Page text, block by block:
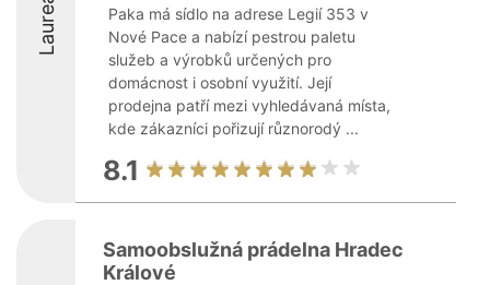
Laureáti
Paka má sídlo na adrese Legií 353 v
Nové Pace a nabízí pestrou paletu
služeb a výrobků určených pro
domácnost i osobní využití. Její
prodejna patří mezi vyhledávaná místa,
kde zákazníci pořizují různorodý ...
8.1
Samoobslužná prádelna Hradec
Králové